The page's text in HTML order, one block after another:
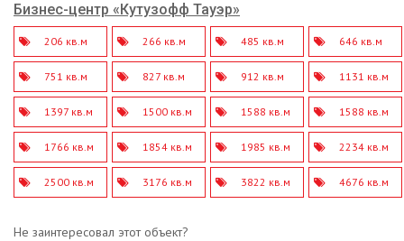
Бизнес-центр «Кутузофф Тауэр»
206 кв.м 266 кв.м 485 кв.м 646 кв.м
751 кв.м 827 кв.м 912 кв.м 1131 кв.м
1397 кв.м 1500 кв.м 1588 кв.м 1588 кв.м
1766 кв.м 1854 кв.м 1985 кв.м 2234 кв.м
2500 кв.м 3176 кв.м 3822 кв.м 4676 кв.м
Не заинтересовал этот объект?